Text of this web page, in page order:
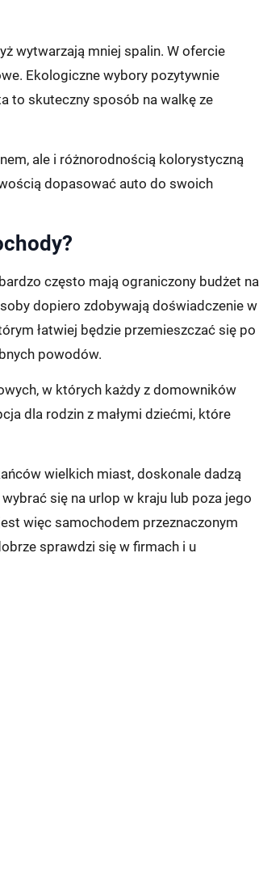
wytwarzają mniej spalin. W ofercie
Ekologiczne wybory pozytywnie
to skuteczny sposób na walkę ze
ale i różnorodnością kolorystyczną
dopasować auto do swoich
często mają ograniczony budżet na
dopiero zdobywają doświadczenie w
łatwiej będzie przemieszczać się po
powodów.
w których każdy z domowników
dla rodzin z małymi dziećmi, które
wielkich miast, doskonale dadzą
się na urlop w kraju lub poza jego
więc samochodem przeznaczonym
sprawdzi się w firmach i u